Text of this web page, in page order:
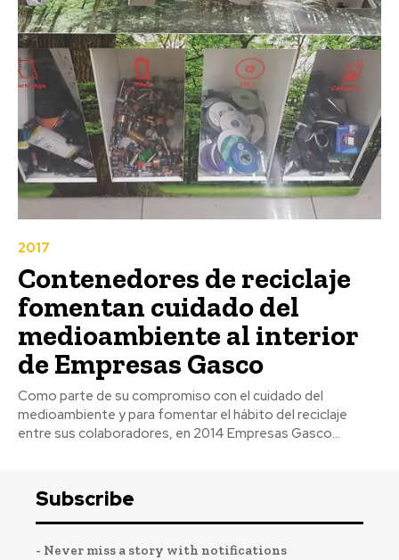
2017
Contenedores de reciclaje
fomentan cuidado del
medioambiente al interior
de Empresas Gasco
Como parte de su compromiso con el cuidado del
medioambiente y para fomentar el hábito del reciclaje
entre sus colaboradores, en 2014 Empresas Gasco...
Subscribe
- Never miss a story with notifications